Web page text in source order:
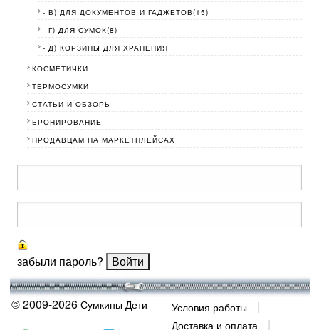
- В) ДЛЯ ДОКУМЕНТОВ И ГАДЖЕТОВ(15)
- Г) ДЛЯ СУМОК(8)
- Д) КОРЗИНЫ ДЛЯ ХРАНЕНИЯ
КОСМЕТИЧКИ
ТЕРМОСУМКИ
СТАТЬИ И ОБЗОРЫ
БРОНИРОВАНИЕ
ПРОДАВЦАМ НА МАРКЕТПЛЕЙСАХ
забыли пароль?
© 2009-2026 Сумкины Дети
Условия работы
Доставка и оплата